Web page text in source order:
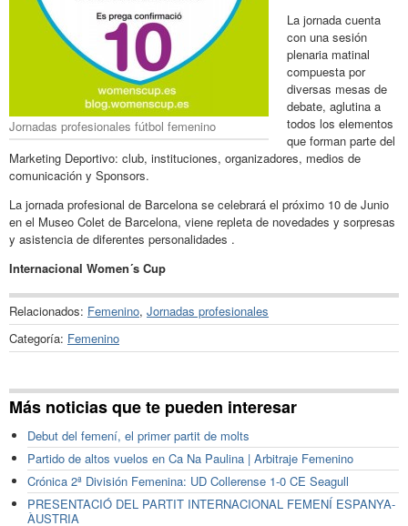
Jornadas profesionales fútbol femenino
La jornada cuenta
con una sesión
plenaria matinal
compuesta por
diversas mesas de
debate, aglutina a
todos los elementos
que forman parte del
Marketing Deportivo: club, instituciones, organizadores, medios de
comunicación y Sponsors.
La jornada profesional de Barcelona se celebrará el próximo 10 de Junio
en el Museo Colet de Barcelona, viene repleta de novedades y sorpresas
y asistencia de diferentes personalidades .
Internacional Women´s Cup
Relacionados: Femenino, Jornadas profesionales
Categoría: Femenino
Más noticias que te pueden interesar
Debut del femení, el primer partit de molts
Partido de altos vuelos en Ca Na Paulina | Arbitraje Femenino
Crónica 2ª División Femenina: UD Collerense 1-0 CE Seagull
PRESENTACIÓ DEL PARTIT INTERNACIONAL FEMENÍ ESPANYA-
ÀUSTRIA